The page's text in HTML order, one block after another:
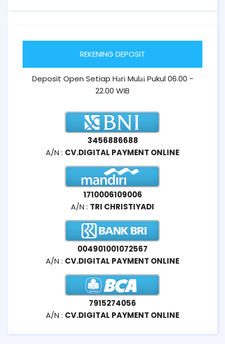
REKENING DEPOSIT
Deposit Open Setiap Hаrі Mulаі Pukul 06.00 -
22.00 WIB
3456886688
A/N : CV.DIGITAL PAYMENT ONLINE
1710006109006
A/N : TRI CHRISTIYADI
004901001072567
A/N : CV.DIGITAL PAYMENT ONLINE
7915274056
A/N : CV.DIGITAL PAYMENT ONLINE